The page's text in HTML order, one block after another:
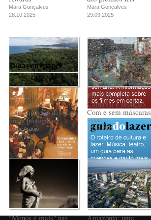
Mara Gonçalves
28.10.2025
Mara Gonçalves
29.09.2025
São Tomé e Príncipe:
um olhar de
contemplação das suas
áreas protegidas
Jorge Araújo
24.03.2025
Em Veneza, o
Carnaval é sedução.
Com e sem máscaras
Fugas
18.02.2025
"Menos é mais" nas
Amazónia: uma
Fugas em papel
PUB